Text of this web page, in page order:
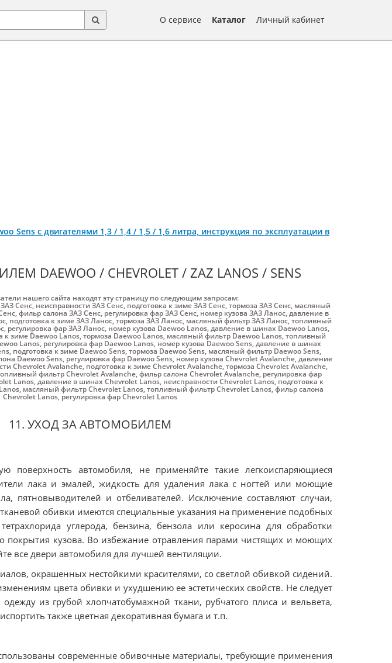
О сервисе Каталог Личный кабинет
Sens c двигателями 1,3 / 1,4 / 1,5 / 1,6 литра, инструкция по эксплуатации в
DAEWOO / CHEVROLET / ZAZ LANOS / SENS
нашего сайта находят эту страницу по следующим запросам:
Cенс, неисправности ЗАЗ Cенс, подготовка к зиме ЗАЗ Cенс,тормоза ЗАЗ Cенс, масляный
,фильр салона ЗАЗ Cенс, регулировка фар ЗАЗ Cенс, номер кузова ЗАЗ Ланос,давление в
, подготовка к зиме ЗАЗ Ланос,тормоза ЗАЗ Ланос, масляный фильтр ЗАЗ Ланос,топливный
, регулировка фар ЗАЗ Ланос, номер кузова Daewoo Lanos,давление в шинах Daewoo Lanos,
к зиме Daewoo Lanos,тормоза Daewoo Lanos, масляный фильтр Daewoo Lanos,топливный
Lanos, регулировка фар Daewoo Lanos, номер кузова Daewoo Sens,давление в шинах
, подготовка к зиме Daewoo Sens,тормоза Daewoo Sens, масляный фильтр Daewoo Sens,
Daewoo Sens, регулировка фар Daewoo Sens, номер кузова Chevrolet Avalanche,давление
Chevrolet Avalanche, подготовка к зиме Chevrolet Avalanche,тормоза Chevrolet Avalanche,
фильтр Chevrolet Avalanche,фильр салона Chevrolet Avalanche, регулировка фар
Lanos,давление в шинах Chevrolet Lanos, неисправности Chevrolet Lanos, подготовка к
, масляный фильтр Chevrolet Lanos,топливный фильтр Chevrolet Lanos,фильр салона
Chevrolet Lanos, регулировка фар Chevrolet Lanos
11. УХОД ЗА АВТОМОБИЛЕМ
поверхность автомобиля, не применяйте такие легкоиспаряющиеся
лака и эмалей, жидкость для удаления лака с ногтей или моющие
пятновыводителей и отбеливателей. Исключение составляют случаи,
обивки имеются специальные указания на применение подобных
углерода, бензина, бензола или керосина для обработки
покрытия кузова. Во избежание отравления парами чистящих и моющих
все двери автомобиля для лучшей вентиляции.
окрашенных нестойкими красителями, со светлой обивкой сидений.
цвета обивки и ухудшению ее эстетических свойств. Не следует
из грубой хлопчатобумажной ткани, рубчатого плиса и вельвета,
также цветная декоративная бумага и т.п.
современные обивочные материалы, требующие применения